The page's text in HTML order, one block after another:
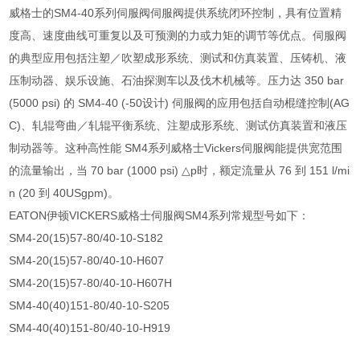
威格士的SM4-40系列伺服阀伺服阀提供系统闭环控制，具有位置精
度高、速度曲线可重复以及可预测的力或力矩的调节等优点。伺服阀
的典型应用包括注塑／吹塑成形系统、测试和仿真装置、压铸机、液
压制动器、娱乐设施、石油探测车以及伐木机械等。压力达 350 bar
(5000 psi) 的 SM4-40 (-50设计) 伺服阀的应用包括自动棍缝控制(AG
C)、轧辊弯曲／轧辊平衡系统、注塑成形系统、测试仿真装置和液压
制动器等。这种高性能 SM4系列威格士Vickers伺服阀能提供宽范围
的流量输出，当 70 bar (1000 psi) △p时，额定流量从 76 到 151 l/mi
n (20 到 40USgpm)。
EATON伊顿VICKERS威格士伺服阀SM4系列常规型号如下：
SM4-20(15)57-80/40-10-S182
SM4-20(15)57-80/40-10-H607
SM4-20(15)57-80/40-10-H607H
SM4-40(40)151-80/40-10-S205
SM4-40(40)151-80/40-10-H919